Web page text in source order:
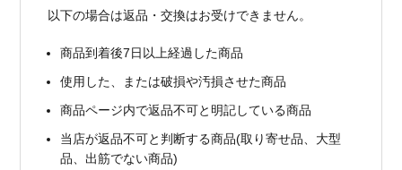
以下の場合は返品・交換はお受けできません。
商品到着後7日以上経過した商品
使用した、または破損や汚損させた商品
商品ページ内で返品不可と明記している商品
当店が返品不可と判断する商品(取り寄せ品、大型
品、出筋でない商品)